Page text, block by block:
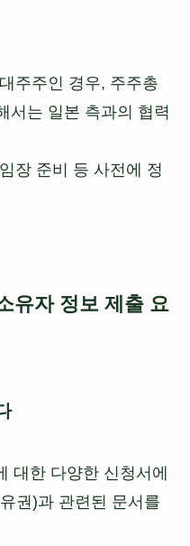
주주인 경우, 주주총
서는 일본 측과의 협력
장 준비 등 사전에 정
유자 정보 제출 요
대한 다양한 신청서에
권)과 관련된 문서를